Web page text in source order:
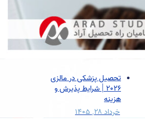
تحصیل پزشکی در مالزی
2026 | شرایط پذیرش و
هزینه
خرداد ۲۸, ۱۴۰۵